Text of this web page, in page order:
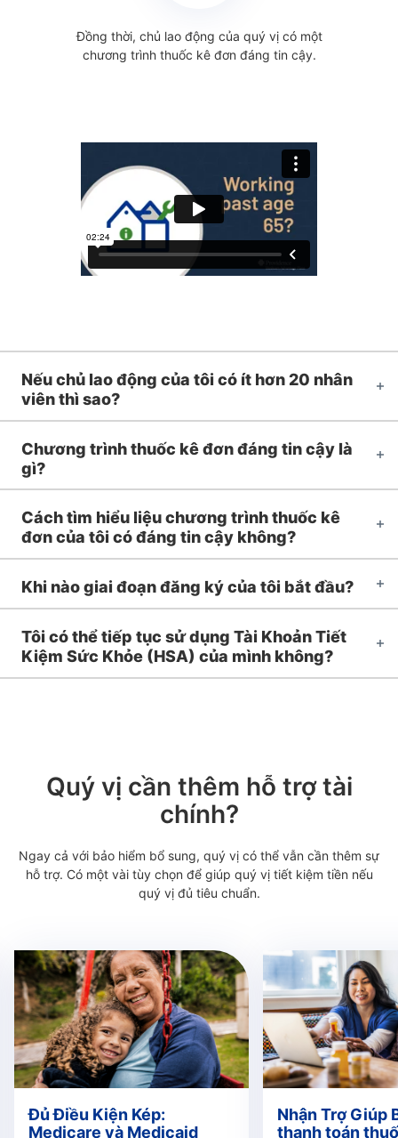
Đồng thời, chủ lao động của quý vị có một
chương trình thuốc kê đơn đáng tin cậy.
Nếu chủ lao động của tôi có ít hơn 20 nhân
viên thì sao?
Chương trình thuốc kê đơn đáng tin cậy là
gì?
Cách tìm hiểu liệu chương trình thuốc kê
đơn của tôi có đáng tin cậy không?
Khi nào giai đoạn đăng ký của tôi bắt đầu?
Tôi có thể tiếp tục sử dụng Tài Khoản Tiết
Kiệm Sức Khỏe (HSA) của mình không?
Quý vị cần thêm hỗ trợ tài
chính?
Ngay cả với bảo hiểm bổ sung, quý vị có thể vẫn cần thêm sự
hỗ trợ. Có một vài tùy chọn để giúp quý vị tiết kiệm tiền nếu
quý vị đủ tiêu chuẩn.
Đủ Điều Kiện Kép:
Medicare và Medicaid
Nhận Trợ Giúp
thanh toán